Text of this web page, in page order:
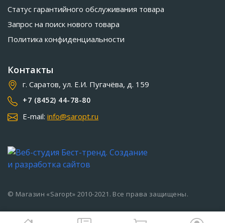
Статус гарантийного обслуживания товара
Запрос на поиск нового товара
Политика конфиденциальности
Контакты
г. Саратов, ул. Е.И. Пугачёва, д. 159
+7 (8452) 44-78-80
E-mail: info@saropt.ru
© Магазин «Saropt» 2010-2021. Все права защищены.